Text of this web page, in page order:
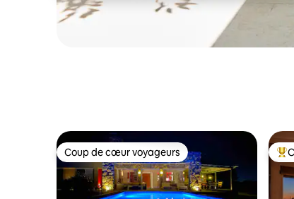
Coup de cœur voyageurs
Coup de cœur voyageurs